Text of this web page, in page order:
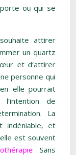
ou qui se
attirer
un quartz
et d’attirer
personne qui
elle pourrait
l’intention de
La
indéniable, et
est souvent
. Sans